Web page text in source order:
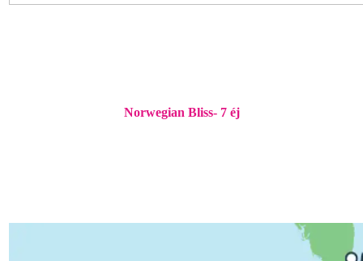
Norwegian Bliss- 7 éj